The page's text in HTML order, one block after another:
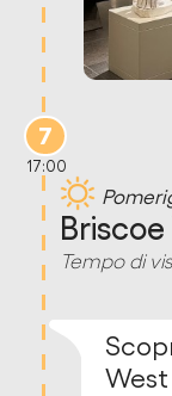
7
17:00
Tempo di